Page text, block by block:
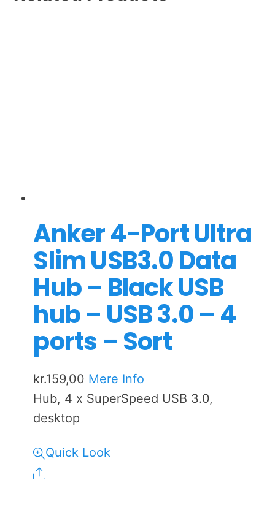
Anker 4-Port Ultra
Slim USB3.0 Data
Hub – Black USB
hub – USB 3.0 – 4
ports – Sort
kr.159,00 Mere Info
Hub, 4 x SuperSpeed USB 3.0,
desktop
Quick Look
Share